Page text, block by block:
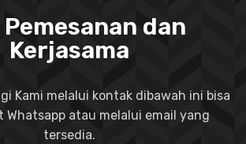
dan
Kerjasama
Kami melalui kontak dibawah ini bisa
Whatsapp atau melalui email yang
tersedia.